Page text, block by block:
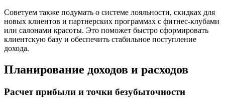
Советуем также подумать о системе лояльности, скидках для
новых клиентов и партнерских программах с фитнес-клубами
или салонами красоты. Это поможет быстро сформировать
клиентскую базу и обеспечить стабильное поступление
дохода.
Планирование доходов и расходов
Расчет прибыли и точки безубыточности